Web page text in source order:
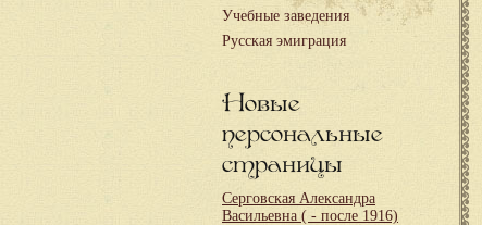
Учебные заведения
Русская эмиграция
Новые
персональные
страницы
Серговская Александра
Васильевна ( - после 1916)